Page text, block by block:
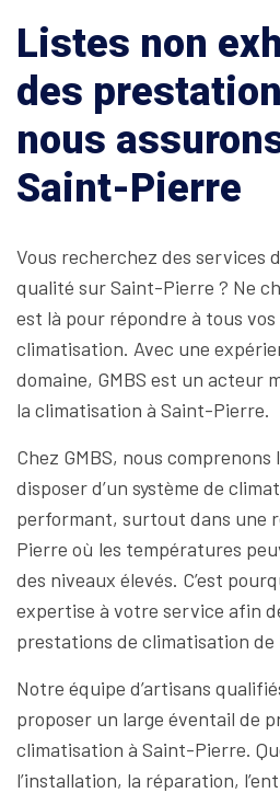
Listes non
des
nous
Saint-Pierre
Vous recherchez des services
qualité sur Saint-Pierre ? Ne
est là pour répondre à tous
climatisation. Avec une
domaine, GMBS est un acteur
la climatisation à Saint-Pierre.
Chez GMBS, nous comprenons
disposer d’un système de
performant, surtout dans une
Pierre où les températures
des niveaux élevés. C’est
expertise à votre service afin
prestations de climatisation
Notre équipe d’artisans
proposer un large éventail de
climatisation à Saint-Pierre.
l’installation, la réparation,